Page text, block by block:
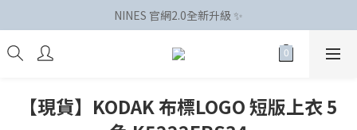
NINES 官網2.0全新升級 ✨
【現貨】KODAK 布標LOGO 短版上衣 5